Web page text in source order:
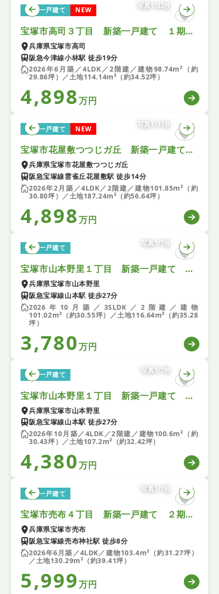
新築一戸建て NEW
写真1/32枚
宝塚市高司３丁目 新築一戸建て １期 1号棟
兵庫県宝塚市高司
阪急今津線小林駅 徒歩19分
2026年6月築／4LDK／2階建／建物98.74m²（約
29.86坪）／土地114.14m²（約34.52坪）
4,898万円
新築一戸建て NEW
写真1/31枚
宝塚市花屋敷つつじガ丘 新築一戸建て １期 １号棟
兵庫県宝塚市花屋敷つつじガ丘
阪急宝塚線雲雀丘花屋敷駅 徒歩14分
2026年2月築／4LDK／2階建／建物101.85m²（約
30.80坪）／土地187.24m²（約56.64坪）
4,898万円
新築一戸建て
写真1/7枚
宝塚市山本野里１丁目 新築一戸建て 第１ ７号棟
兵庫県宝塚市山本野里
阪急宝塚線山本駅 徒歩27分
2026年10月築／3SLDK／2階建／建物
101.02m²（約30.55坪）／土地116.64m²（約35.28
坪）
3,780万円
新築一戸建て
写真1/7枚
宝塚市山本野里１丁目 新築一戸建て 第１ ６号棟
兵庫県宝塚市山本野里
阪急宝塚線山本駅 徒歩27分
2026年10月築／4LDK／2階建／建物100.6m²（約
30.43坪）／土地107.2m²（約32.42坪）
4,380万円
新築一戸建て
写真1/1枚
宝塚市売布４丁目 新築一戸建て ２期 全１区画
兵庫県宝塚市売布
阪急宝塚線売布神社駅 徒歩8分
2026年6月築／4LDK／建物103.4m²（約31.27坪）
／土地130.29m²（約39.41坪）
5,999万円